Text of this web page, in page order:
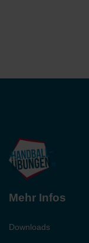
Mehr Infos
Downloads